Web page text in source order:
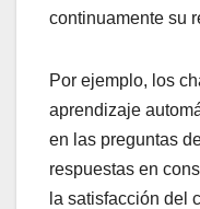
continuamente su
Por ejemplo, los
aprendizaje
en las preguntas
respuestas en
la satisfacción del